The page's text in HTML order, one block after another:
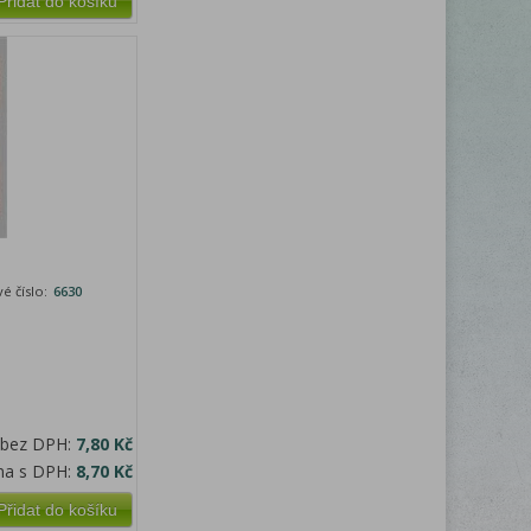
číslo: 6630
DPH: 7,80 Kč
s DPH: 8,70 Kč
do košíku